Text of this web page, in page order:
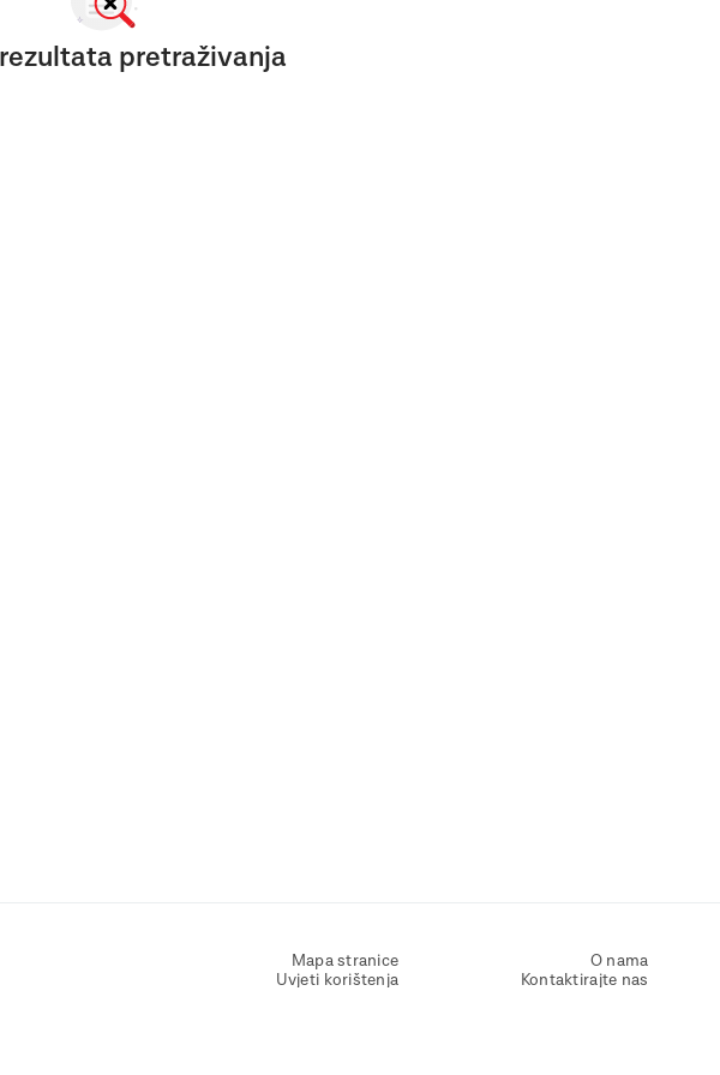
pretraživanja
Mapa stranice
Uvjeti korištenja
O nama
Kontaktirajte nas